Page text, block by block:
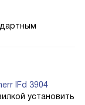
IFd 3904
установить